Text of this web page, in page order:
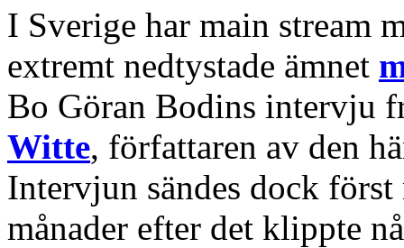
I Sverige har main stream
extremt nedtystade ämnet
Bo Göran Bodins intervju
Witte, författaren av den
Intervjun sändes dock
månader efter det klippte